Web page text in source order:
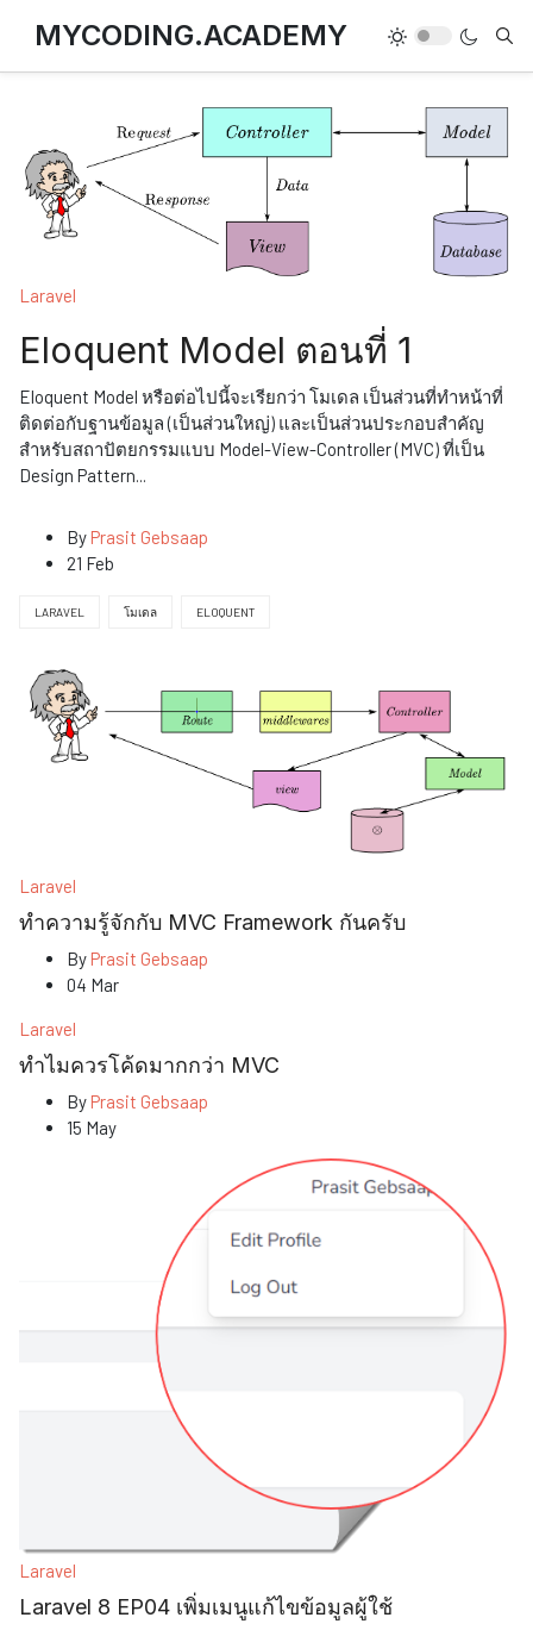
MYCODING.ACADEMY
Laravel
Eloquent Model ตอนที่ 1
Eloquent Model หรือต่อไปนี้จะเรียกว่า โมเดล เป็นส่วนที่ทำหน้าที่
ติดต่อกับฐานข้อมูล (เป็นส่วนใหญ่) และเป็นส่วนประกอบสำคัญ
สำหรับสถาปัตยกรรมแบบ Model-View-Controller (MVC) ที่เป็น
Design Pattern...
By Prasit Gebsaap
21 Feb
LARAVEL โมเดล ELOQUENT
Laravel
ทำความรู้จักกับ MVC Framework กันครับ
By Prasit Gebsaap
04 Mar
Laravel
ทำไมควรโค้ดมากกว่า MVC
By Prasit Gebsaap
15 May
Laravel
Laravel 8 EP04 เพิ่มเมนูแก้ไขข้อมูลผู้ใช้